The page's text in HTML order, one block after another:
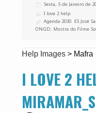
Publicado
Sexta, 5 de Janeiro de
Categorias
I love 2 help
Etiquetas
Agenda 2030 ES José
ONGD; Mostra do Filme
Help Images> Mafra
I LOVE 2